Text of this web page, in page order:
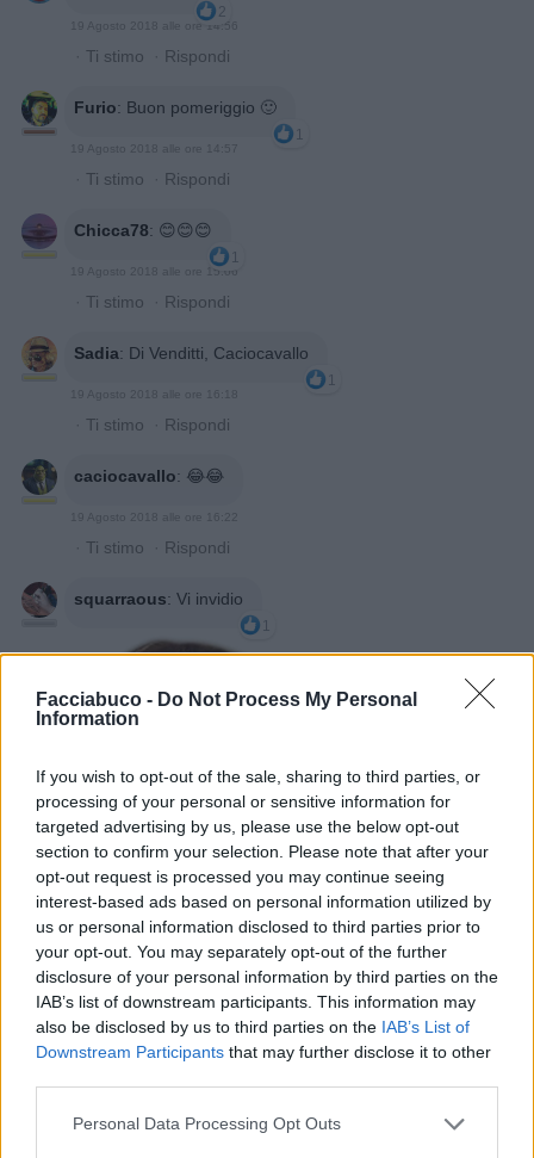
Facciabuco - Do Not Process My Personal
Information
If you wish to opt-out of the sale, sharing to third parties, or
processing of your personal or sensitive information for
targeted advertising by us, please use the below opt-out
section to confirm your selection. Please note that after your
opt-out request is processed you may continue seeing
interest-based ads based on personal information utilized by
us or personal information disclosed to third parties prior to
your opt-out. You may separately opt-out of the further
disclosure of your personal information by third parties on the
IAB’s list of downstream participants. This information may
also be disclosed by us to third parties on the IAB’s List of
Downstream Participants that may further disclose it to other
Personal Data Processing Opt Outs
2
19 Agosto 2018 alle ore 14:56
· Ti stimo · Rispondi
Furio: Buon pomeriggio 🙂
1
19 Agosto 2018 alle ore 14:57
· Ti stimo · Rispondi
Chicca78: 😊😊😊
1
19 Agosto 2018 alle ore 15:06
· Ti stimo · Rispondi
Sadia: Di Venditti, Caciocavallo
1
19 Agosto 2018 alle ore 16:18
· Ti stimo · Rispondi
caciocavallo: 😂😂
19 Agosto 2018 alle ore 16:22
· Ti stimo · Rispondi
squarraous: Vi invidio
1
20 Agosto 2018 alle ore 02:05
Vaccata
AmoreMio70 livello 9
8 Settembre 2019- 3.261 visualizzazioni